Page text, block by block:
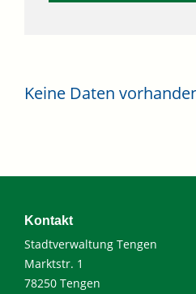
Keine Daten
Kontakt
Stadtverwaltung Tengen
Marktstr. 1
78250 Tengen